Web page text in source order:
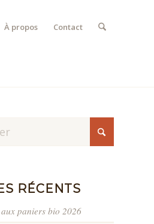
À propos Contact
RÉCENTS
paniers bio 2026